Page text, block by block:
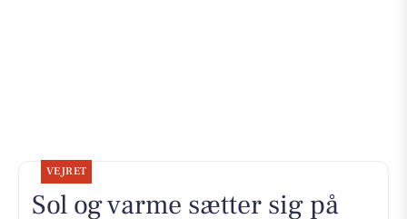
VEJRET
Sol og varme sætter sig på